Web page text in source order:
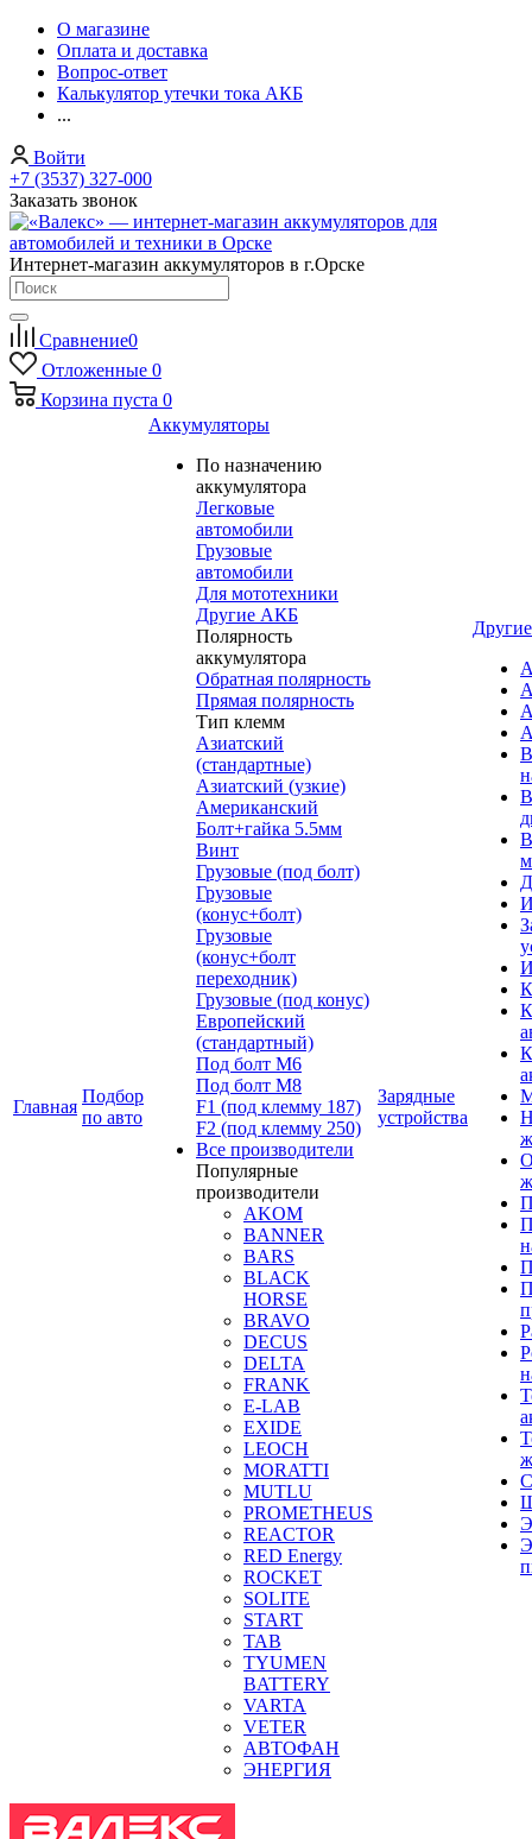
О магазине
Оплата и доставка
Вопрос-ответ
Калькулятор утечки тока АКБ
...
Войти
+7 (3537) 327-000
Заказать звонок
Интернет-магазин аккумуляторов в г.Орске
Сравнение0
Отложенные 0
Корзина пуста 0
Главная
Подбор
по авто
Аккумуляторы
По назначению
аккумулятора
Легковые
автомобили
Грузовые
автомобили
Для мототехники
Другие АКБ
Полярность
аккумулятора
Обратная полярность
Прямая полярность
Тип клемм
Азиатский
(стандартные)
Азиатский (узкие)
Американский
Болт+гайка 5.5мм
Винт
Грузовые (под болт)
Грузовые
(конус+болт)
Грузовые
(конус+болт
переходник)
Грузовые (под конус)
Европейский
(стандартный)
Под болт M6
Под болт М8
F1 (под клемму 187)
F2 (под клемму 250)
Все производители
Популярные
производители
AKOM
BANNER
BARS
BLACK
HORSE
BRAVO
DECUS
DELTA
FRANK
E-LAB
EXIDE
LEOCH
MORATTI
MUTLU
PROMETHEUS
REACTOR
RED Energy
ROCKET
SOLITE
START
TAB
TYUMEN
BATTERY
VARTA
VETER
АВТОФАН
ЭНЕРГИЯ
Зарядные
устройства